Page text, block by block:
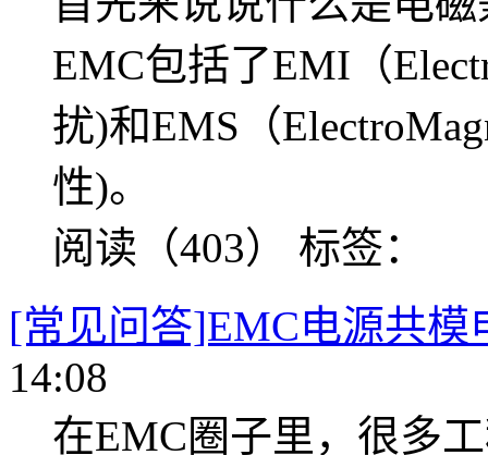
EMC包括了EMI（
扰)和EMS（
性)。
阅读（403） 标签：
[常见问答]EMC电源共模
14:08
在EMC圈子里，很多